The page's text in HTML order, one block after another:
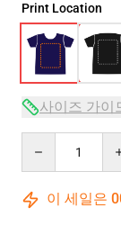
Print Location
사이즈 가이
이 세일은